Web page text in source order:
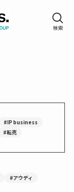
#IP business
#転売
#アウディ